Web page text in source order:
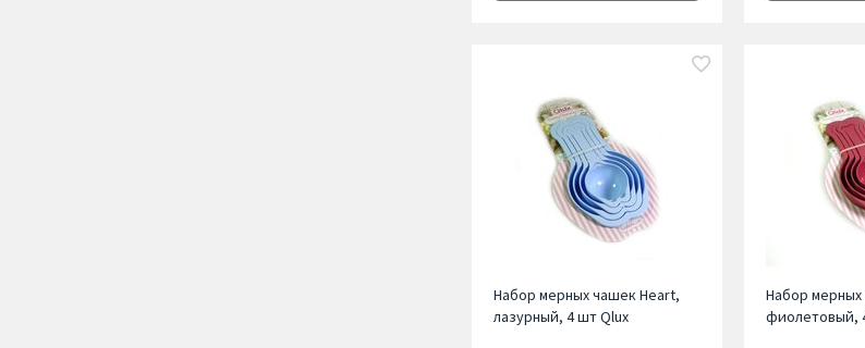
Набор мерных чашек Heart,
лазурный, 4 шт Qlux
Набор
фиолетовый,